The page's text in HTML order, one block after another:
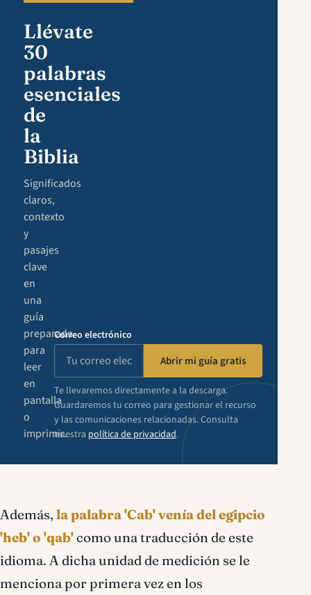
Llévate
30
palabras
esenciales
de
la
Biblia
Significados
claros,
contexto
y
pasajes
clave
en
una
guía
preparada
para
leer
en
pantalla
o
imprimir.
Correo electrónico
Abrir mi guía gratis
Te llevaremos directamente a la descarga.
Guardaremos tu correo para gestionar el recurso
y las comunicaciones relacionadas. Consulta
nuestra política de privacidad.
Además, la palabra 'Cab' venía del egipcio
'heb' o 'qab'como una traducción de este
idioma. A dicha unidad de medición se le
menciona por primera vez en los